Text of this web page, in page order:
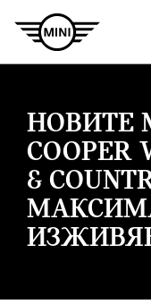
НОВИТЕ
COOPER
&